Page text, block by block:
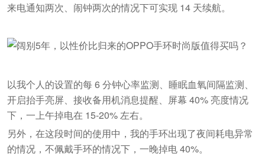
来电通知两次、闹钟两次的情况下可实现 14 天续航。
以我个人的设置的每 6 分钟心率监测、睡眠血氧间隔监测、
开启抬手亮屏、接收备用机消息提醒、屏幕 40% 亮度情况
下，一上午掉电在 15-20% 左右。
另外，在这段时间的使用中，我的手环出现了夜间耗电异常
的情况，不佩戴手环的情况下，一晚掉电 40%。